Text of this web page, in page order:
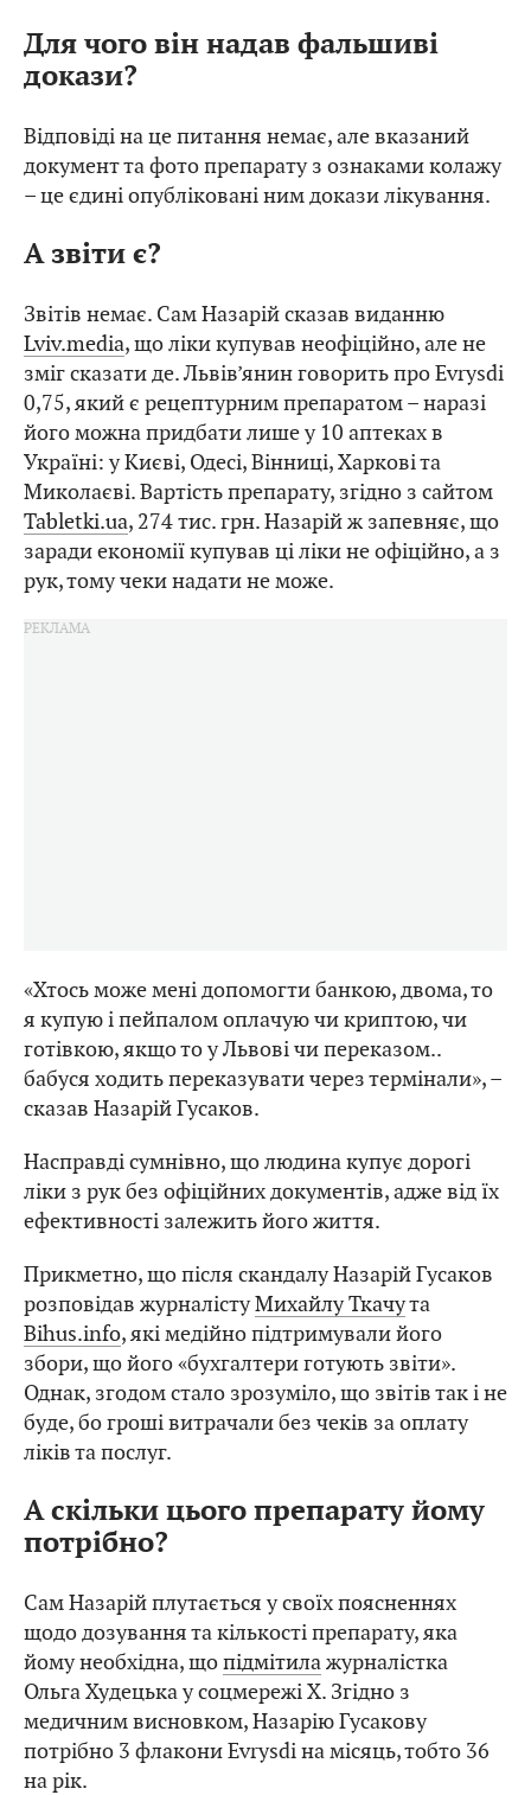
Для чого він надав фальшиві
докази?
Відповіді на це питання немає, але вказаний
документ та фото препарату з ознаками колажу
– це єдині опубліковані ним докази лікування.
А звіти є?
Звітів немає. Сам Назарій сказав виданню
Lviv.media, що ліки купував неофіційно, але не
зміг сказати де. Львів’янин говорить про Evrysdi
0,75, який є рецептурним препаратом – наразі
його можна придбати лише у 10 аптеках в
Україні: у Києві, Одесі, Вінниці, Харкові та
Миколаєві. Вартість препарату, згідно з сайтом
Tabletki.ua, 274 тис. грн. Назарій ж запевняє, що
заради економії купував ці ліки не офіційно, а з
рук, тому чеки надати не може.
«Хтось може мені допомогти банкою, двома, то
я купую і пейпалом оплачую чи криптою, чи
готівкою, якщо то у Львові чи переказом..
бабуся ходить переказувати через термінали», –
сказав Назарій Гусаков.
Насправді сумнівно, що людина купує дорогі
ліки з рук без офіційних документів, адже від їх
ефективності залежить його життя.
Прикметно, що після скандалу Назарій Гусаков
розповідав журналістуМихайлу Ткачута
Bihus.info, які медійно підтримували його
збори, що його «бухгалтери готують звіти».
Однак, згодом стало зрозуміло, що звітів так і не
буде, бо гроші витрачали без чеків за оплату
ліків та послуг.
А скільки цього препарату йому
потрібно?
Сам Назарій плутається у своїх поясненнях
щодо дозування та кількості препарату, яка
йому необхідна, щопідмітила журналістка
Ольга Худецька у соцмережі Х. Згідно з
медичним висновком, Назарію Гусакову
потрібно 3 флакони Evrysdi на місяць, тобто 36
на рік.